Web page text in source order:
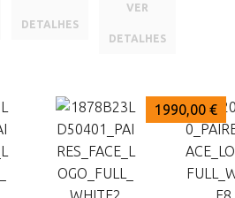
DETALHES
VER
DETALHES
1990,00 €
1990,00 €
1990,00 €